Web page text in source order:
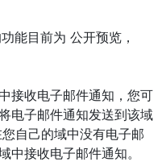
能目前为 公开预览，
接收电子邮件通知，您可
电子邮件通知发送到该域
自己的域中没有电子邮
中接收电子邮件通知。